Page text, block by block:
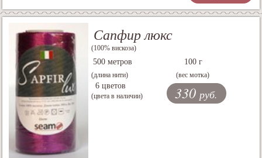
Сапфир люкс
(100% вискоза)
500 метров
(длина нити)
100 г
(вес мотка)
6 цветов
(цвета в наличии) 330 руб.